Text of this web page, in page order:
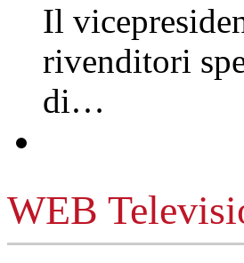
Il
rivenditori
di…
WEB